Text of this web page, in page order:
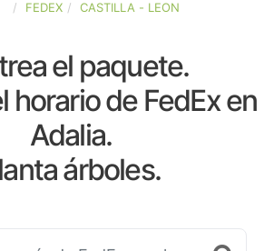
FEDEX CASTILLA - LEON
el paquete.
horario de FedEx en
Adalia.
árboles.